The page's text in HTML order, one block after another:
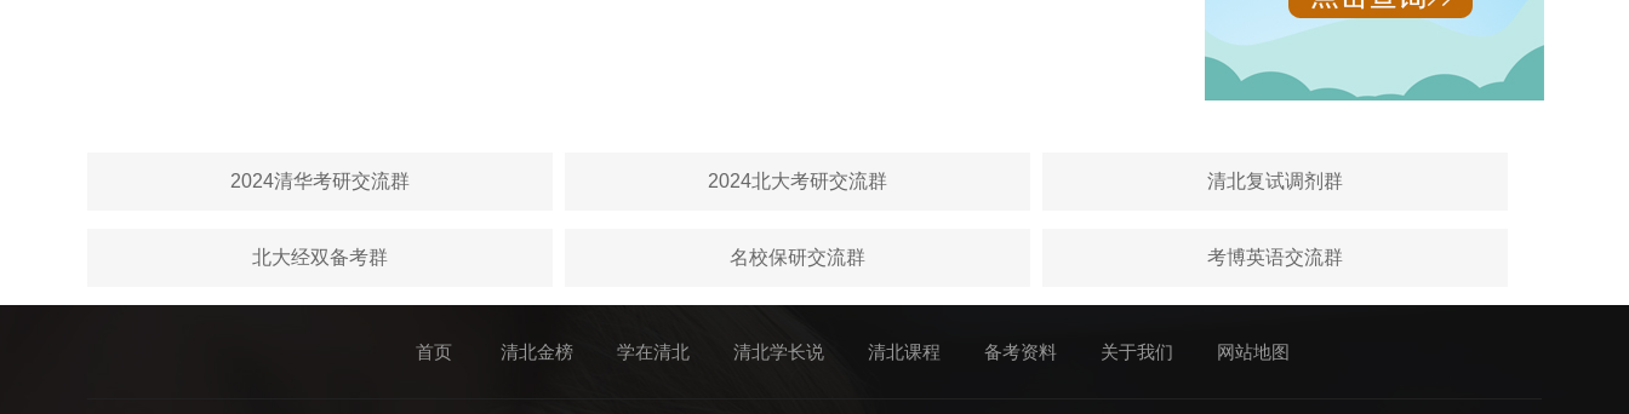
2024清华考研交流群 2024北大考研交流群 清北复试调剂群
北大经双备考群 名校保研交流群 考博英语交流群
首页 清北金榜 学在清北 清北学长说 清北课程 备考资料 关于我们 网站地图